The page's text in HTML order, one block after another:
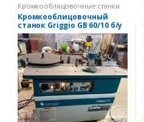
Кромкооблицовочные станки
Кромкооблицовочный
станок Griggio GB 60/10 б/у